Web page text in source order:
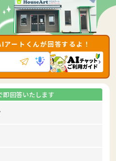
ートくんが回答するよ！